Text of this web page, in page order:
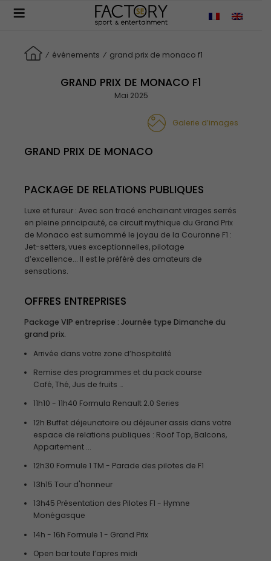
⁄ événements ⁄ grand prix de monaco f1
GRAND PRIX DE MONACO F1
Mai 2025
Galerie d’images
GRAND PRIX DE MONACO
PACKAGE DE RELATIONS PUBLIQUES
Luxe et fureur : Avec son tracé enchainant virages serrés
en pleine principauté, ce circuit mythique du Grand Prix
de Monaco est surnommé le joyau de la Couronne F1 :
Jet-setters, vues exceptionnelles, pilotage
d’excellence... Il est le préféré des amateurs de
sensations.
OFFRES ENTREPRISES
Package VIP entreprise : Journée type Dimanche du
grand prix.
Arrivée dans votre zone d’hospitalité
Remise des programmes et du pack course
Café, Thé, Jus de fruits …
11h10 - 11h40 Formula Renault 2.0 Series
12h Buffet déjeunatoire ou déjeuner assis dans votre
espace de relations publiques : Roof Top, Balcons,
Appartement ...
12h30 Formule 1 TM - Parade des pilotes de F1
13h15 Tour d'honneur
13h45 Présentation des Pilotes F1 - Hymne
Monégasque
14h - 16h Formule 1 - Grand Prix
Open bar toute l’apres midi